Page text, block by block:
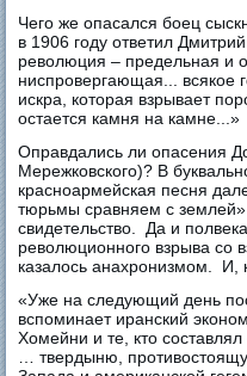
Чего же опасался боец
в 1906 году ответил
революция – предельная и
ниспровергающая... всякое
искра, которая взрывает
остается камня на камне...»
Оправдались ли опасения
Мережковского)? В
красноармейская песня
тюрьмы сравняем с
свидетельство. Да и
революционного взрыва со
казалось анахронизмом. И,
«Уже на следующий день
вспоминает иранский
Хомейни и те, кто
… твердыню,